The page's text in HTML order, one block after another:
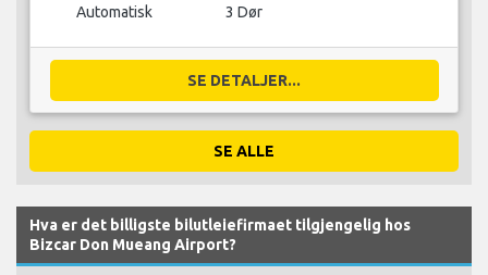
Automatisk 3 Dør
SE DETALJER...
SE ALLE
Hva er det billigste bilutleiefirmaet tilgjengelig hos
Bizcar Don Mueang Airport?